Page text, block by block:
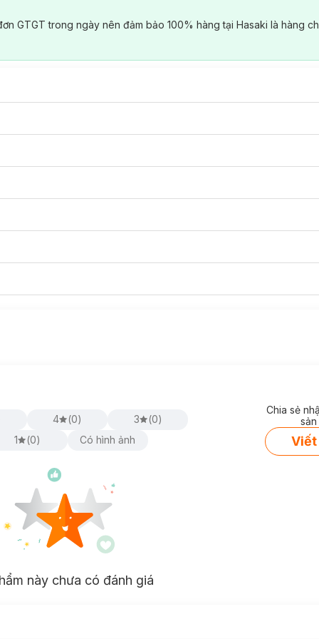
GTGT trong ngày nên đảm bảo 100% hàng tại Hasaki là hàng
4 (0) 3 (0)
1
(0) Có hình ảnh
Chia sẻ
Viết
này chưa có đánh giá